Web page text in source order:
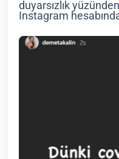
duyarsızlık
Instagram